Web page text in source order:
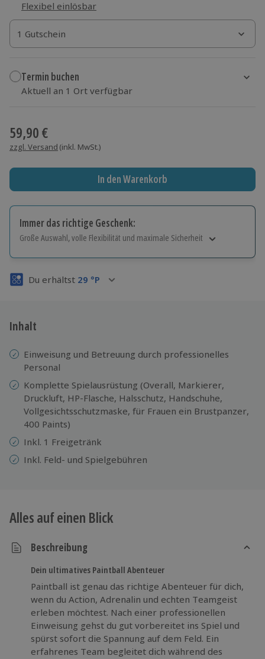
Flexibel einlösbar
1 Gutschein
1 Gutschein
1 Gutschein
Termin buchen
Aktuell an 1 Ort verfügbar
59,90 €
zzgl. Versand (inkl. MwSt.)
In den Warenkorb
Immer das richtige Geschenk:
Große Auswahl, volle Flexibilität und maximale Sicherheit
Volle Flexibilität
3 Jahre gültig & verlängerbar.
Du erhältst 29 °P
Inhalt
Einweisung und Betreuung durch professionelles
Personal
Komplette Spielausrüstung (Overall, Markierer,
Druckluft, HP-Flasche, Halsschutz, Handschuhe,
Vollgesichtsschutzmaske, für Frauen ein Brustpanzer,
400 Paints)
Inkl. 1 Freigetränk
Inkl. Feld- und Spielgebühren
Alles auf einen Blick
Beschreibung
Dein ultimatives Paintball Abenteuer
Paintball ist genau das richtige Abenteuer für dich,
wenn du Action, Adrenalin und echten Teamgeist
erleben möchtest. Nach einer professionellen
Einweisung gehst du gut vorbereitet ins Spiel und
spürst sofort die Spannung auf dem Feld. Ein
erfahrenes Team begleitet dich während des